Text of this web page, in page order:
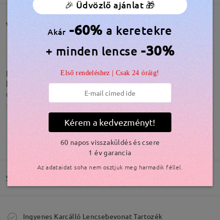
Modellinformáció
Vásárlói vélemények(120)
La graduación genial, como todas las gafas que me
he comprado, son preciosas. Pero la caja viene
completamente rota. Destrozada.
by Natalia BM on Jul 30 , 2026
TOVÁBBIAK MEGJELENÍTÉSE
Szállítás
Megrendelés leadva
Ingyenes Karcálló Lencsebevonat Tartozék
🎉 Üdvözlő ajánlat 🎁
Akár -60% a keretekre
+ minden lencse -30%
Első rendeléshez | Csak 24 óráig!
Kérem a kedvezményt!
60 napos visszaküldés és csere
1 év garancia
Az adataidat soha nem osztjuk meg harmadik féllel.